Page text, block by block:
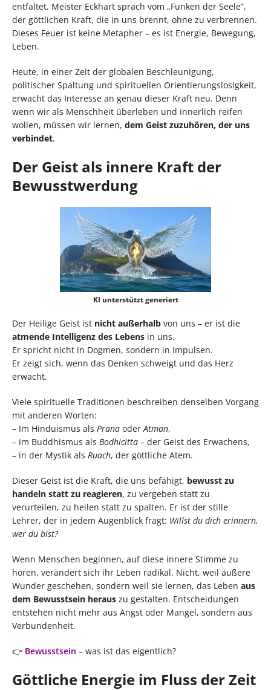
entfaltet. Meister Eckhart sprach vom „Funken der Seele“,
der göttlichen Kraft, die in uns brennt, ohne zu verbrennen.
Dieses Feuer ist keine Metapher – es ist Energie, Bewegung,
Leben.
Heute, in einer Zeit der globalen Beschleunigung,
politischer Spaltung und spirituellen Orientierungslosigkeit,
erwacht das Interesse an genau dieser Kraft neu. Denn
wenn wir als Menschheit überleben und innerlich reifen
wollen, müssen wir lernen, dem Geist zuzuhören, der uns
verbindet.
Der Geist als innere Kraft der
Bewusstwerdung
KI unterstützt generiert
Der Heilige Geist ist nicht außerhalb von uns – er ist die
atmende Intelligenz des Lebens in uns.
Er spricht nicht in Dogmen, sondern in Impulsen.
Er zeigt sich, wenn das Denken schweigt und das Herz
erwacht.
Viele spirituelle Traditionen beschreiben denselben Vorgang
mit anderen Worten:
– Im Hinduismus als Prana oder Atman,
– im Buddhismus als Bodhicitta – der Geist des Erwachens,
– in der Mystik als Ruach, der göttliche Atem.
Dieser Geist ist die Kraft, die uns befähigt, bewusst zu
handeln statt zu reagieren, zu vergeben statt zu
verurteilen, zu heilen statt zu spalten. Er ist der stille
Lehrer, der in jedem Augenblick fragt: Willst du dich erinnern,
wer du bist?
Wenn Menschen beginnen, auf diese innere Stimme zu
hören, verändert sich ihr Leben radikal. Nicht, weil äußere
Wunder geschehen, sondern weil sie lernen, das Leben aus
dem Bewusstsein heraus zu gestalten. Entscheidungen
entstehen nicht mehr aus Angst oder Mangel, sondern aus
Verbundenheit.
👉 Bewusstsein – was ist das eigentlich?
Göttliche Energie im Fluss der Zeit